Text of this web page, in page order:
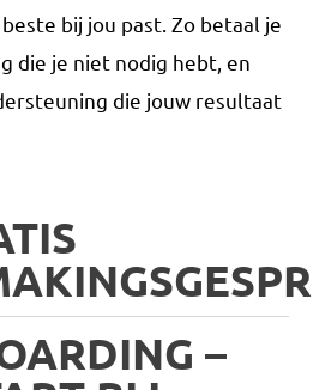
bij jou past. Zo betaal je
die je niet nodig hebt, en
die jouw resultaat
–